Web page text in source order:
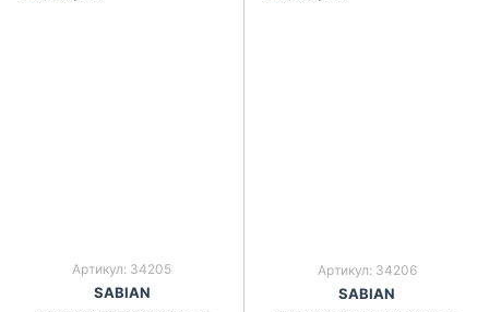
Артикул: 34205
SABIAN
Артикул: 34206
SABIAN